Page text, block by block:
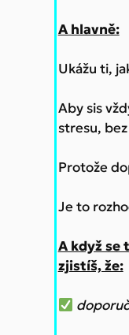
A hlavně:
Ukážu ti,
Aby sis
stresu,
Protože
Je to
A když se
zjistíš, že: